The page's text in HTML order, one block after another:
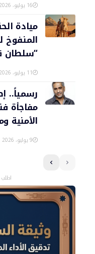
16 يوليو، 2026
ميادة
المنفوخ
“سلطان
11 يوليو، 2026
رسمياً..
مفاجأة
الأمنية
9 يوليو، 2026